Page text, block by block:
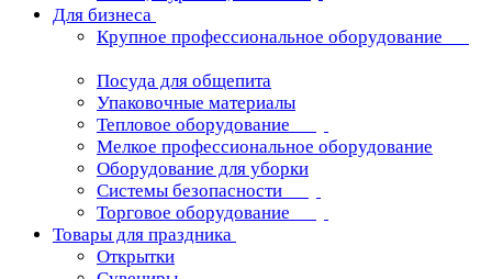
Для бизнеса
Крупное профессиональное оборудование
Посуда для общепита
Упаковочные материалы
Тепловое оборудование
Мелкое профессиональное оборудование
Оборудование для уборки
Системы безопасности
Торговое оборудование
Товары для праздника
Открытки